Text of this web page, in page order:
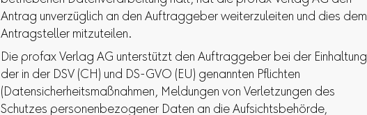
Antrag unverzüglich an den Auftraggeber weiterzuleiten und dies dem
Antragsteller mitzuteilen.
Die profax Verlag AG unterstützt den Auftraggeber bei der Einhaltung
der in der DSV (CH) und DS-GVO (EU) genannten Pflichten
(Datensicherheitsmaßnahmen, Meldungen von Verletzungen des
Schutzes personenbezogener Daten an die Aufsichtsbehörde,